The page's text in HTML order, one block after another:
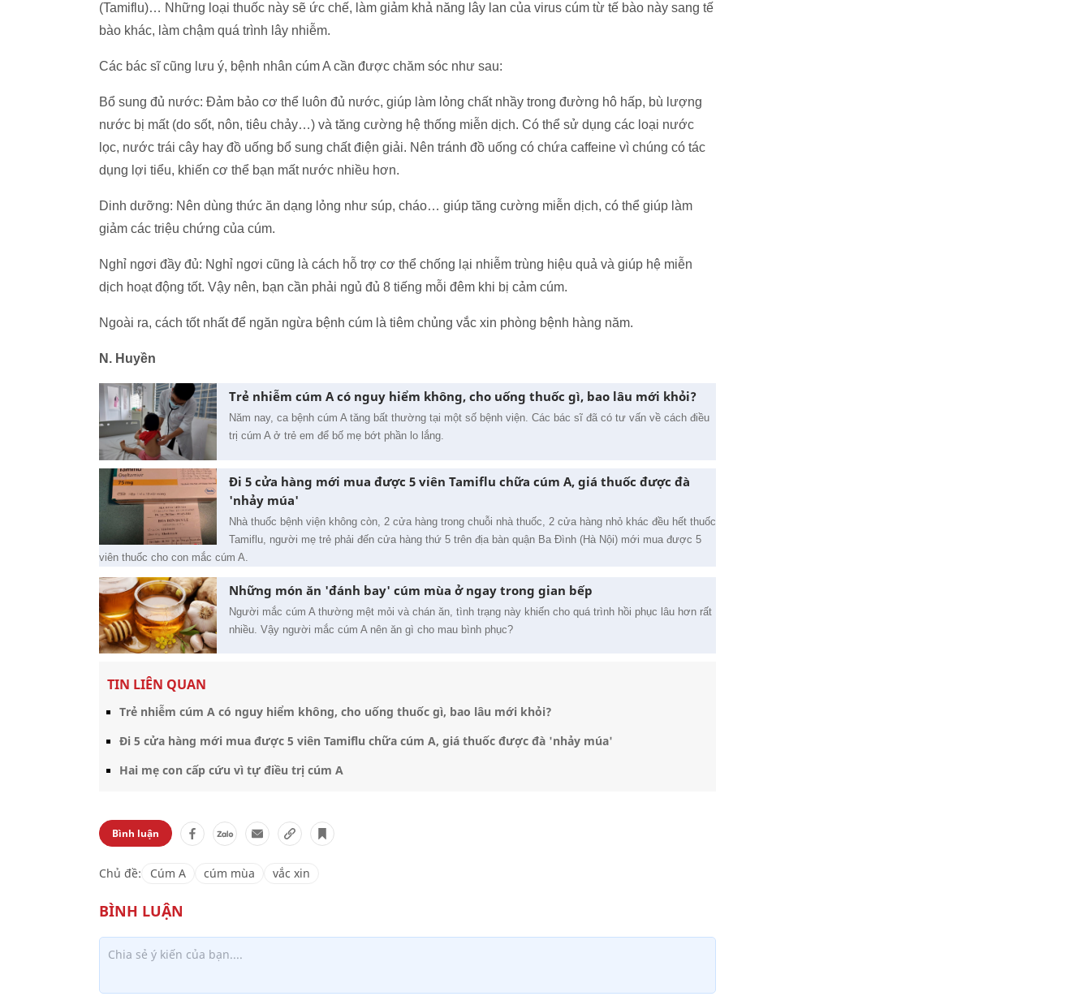
(Tamiflu)… Những loại thuốc này sẽ ức chế, làm giảm khả năng lây lan của virus cúm từ tế bào này sang tế
bào khác, làm chậm quá trình lây nhiễm.
Các bác sĩ cũng lưu ý, bệnh nhân cúm A cần được chăm sóc như sau:
Bổ sung đủ nước: Đảm bảo cơ thể luôn đủ nước, giúp làm lỏng chất nhầy trong đường hô hấp, bù lượng
nước bị mất (do sốt, nôn, tiêu chảy…) và tăng cường hệ thống miễn dịch. Có thể sử dụng các loại nước
lọc, nước trái cây hay đồ uống bổ sung chất điện giải. Nên tránh đồ uống có chứa caffeine vì chúng có tác
dụng lợi tiểu, khiến cơ thể bạn mất nước nhiều hơn.
Dinh dưỡng: Nên dùng thức ăn dạng lỏng như súp, cháo… giúp tăng cường miễn dịch, có thể giúp làm
giảm các triệu chứng của cúm.
Nghỉ ngơi đầy đủ: Nghỉ ngơi cũng là cách hỗ trợ cơ thể chống lại nhiễm trùng hiệu quả và giúp hệ miễn
dịch hoạt động tốt. Vậy nên, bạn cần phải ngủ đủ 8 tiếng mỗi đêm khi bị cảm cúm.
Ngoài ra, cách tốt nhất để ngăn ngừa bệnh cúm là tiêm chủng vắc xin phòng bệnh hàng năm.
N. Huyền
Trẻ nhiễm cúm A có nguy hiểm không, cho uống thuốc gì, bao lâu mới khỏi?
Năm nay, ca bệnh cúm A tăng bất thường tại một số bệnh viện. Các bác sĩ đã có tư vấn về cách điều
trị cúm A ở trẻ em để bố mẹ bớt phần lo lắng.
Đi 5 cửa hàng mới mua được 5 viên Tamiflu chữa cúm A, giá thuốc được đà
'nhảy múa'
Nhà thuốc bệnh viện không còn, 2 cửa hàng trong chuỗi nhà thuốc, 2 cửa hàng nhỏ khác đều hết thuốc
Tamiflu, người mẹ trẻ phải đến cửa hàng thứ 5 trên địa bàn quận Ba Đình (Hà Nội) mới mua được 5
viên thuốc cho con mắc cúm A.
Những món ăn 'đánh bay' cúm mùa ở ngay trong gian bếp
Người mắc cúm A thường mệt mỏi và chán ăn, tình trạng này khiến cho quá trình hồi phục lâu hơn rất
nhiều. Vậy người mắc cúm A nên ăn gì cho mau bình phục?
TIN LIÊN QUAN
Trẻ nhiễm cúm A có nguy hiểm không, cho uống thuốc gì, bao lâu mới khỏi?
Đi 5 cửa hàng mới mua được 5 viên Tamiflu chữa cúm A, giá thuốc được đà 'nhảy múa'
Hai mẹ con cấp cứu vì tự điều trị cúm A
Bình luận
Chủ đề: Cúm A cúm mùa vắc xin